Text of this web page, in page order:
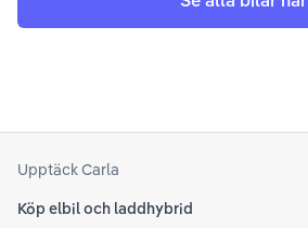
Upptäck Carla
Köp elbil och laddhybrid